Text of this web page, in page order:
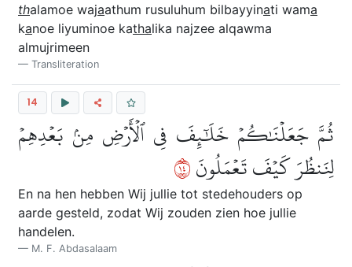
thalamoe wajaathum rusuluhum bilbayyinati wama
kanoe liyuminoe kathalika najzee alqawma
almujrimeen
Transliteration
14
ثُمَّ جَعَلۡنَٰكُمۡ خَلَٰٓئِفَ فِي ٱلۡأَرۡضِ مِنۢ بَعۡدِهِمۡ
لِنَنظُرَ كَيۡفَ تَعۡمَلُونَ٤١
En na hen hebben Wij jullie tot stedehouders op
aarde gesteld, zodat Wij zouden zien hoe jullie
handelen.
M. F. Abdasalaam